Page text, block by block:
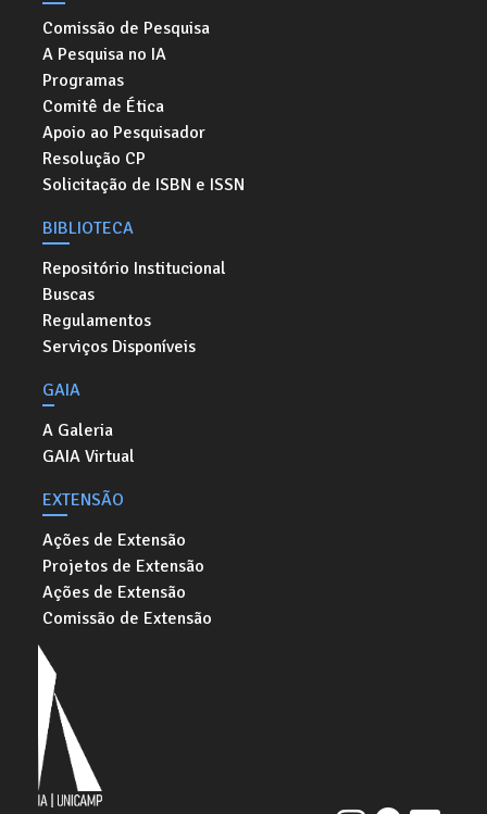
Comissão de Pesquisa
A Pesquisa no IA
Programas
Comitê de Ética
Apoio ao Pesquisador
Resolução CP
Solicitação de ISBN e ISSN
BIBLIOTECA
Repositório Institucional
Buscas
Regulamentos
Serviços Disponíveis
GAIA
A Galeria
GAIA Virtual
EXTENSÃO
Ações de Extensão
Projetos de Extensão
Ações de Extensão
Comissão de Extensão